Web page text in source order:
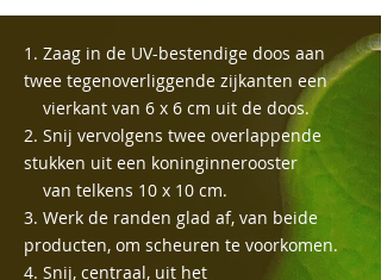
1. Zaag in de UV-bestendige doos aan
twee tegenoverliggende zijkanten een
vierkant van 6 x 6 cm uit de doos.
2. Snij vervolgens twee overlappende
stukken uit een koninginnerooster
van telkens 10 x 10 cm.
3. Werk de randen glad af, van beide
producten, om scheuren te voorkomen.
4. Snij, centraal, uit het